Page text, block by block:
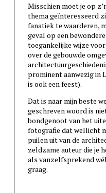
Misschien moet je op
thema geïnteresseerd
fanatiek te waarderen,
geval op een
toegankelijke wijze
over de gebouwde
prominent aanwezig in
is ook een feest).
Dat is naar mijn beste
geschreven woord is
bondgenoot van het
fotografie dat wellicht
puilen uit van de
zeldzame auteur die je
als vanzelfsprekend
graag.